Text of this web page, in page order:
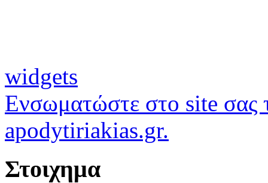
widgets
Ενσωματώστε στο site σας
apodytiriakias.gr.
Στοιχημα